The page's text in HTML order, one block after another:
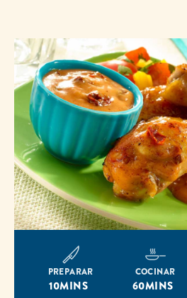
PREPARAR
10MINS
COCINAR
60MINS